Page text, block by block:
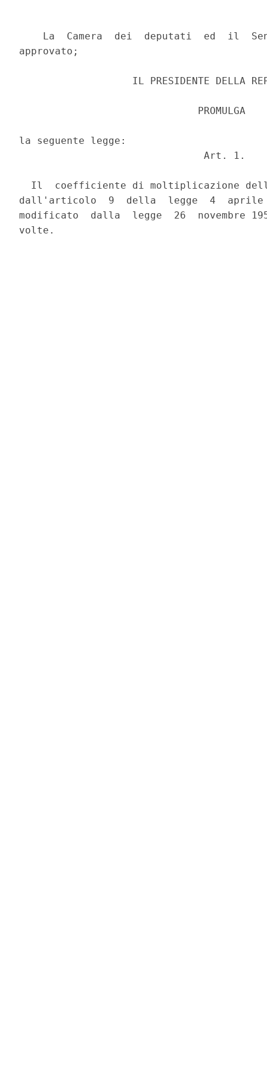
La  Camera  dei  deputati  ed  il
approvato;
IL PRESIDENTE DELLA
                              PROMULGA
la seguente legge:
                               Art. 1.
Il  coefficiente di moltiplicazione
dall'articolo  9  della  legge  4  aprile
modificato  dalla  legge  26  novembre